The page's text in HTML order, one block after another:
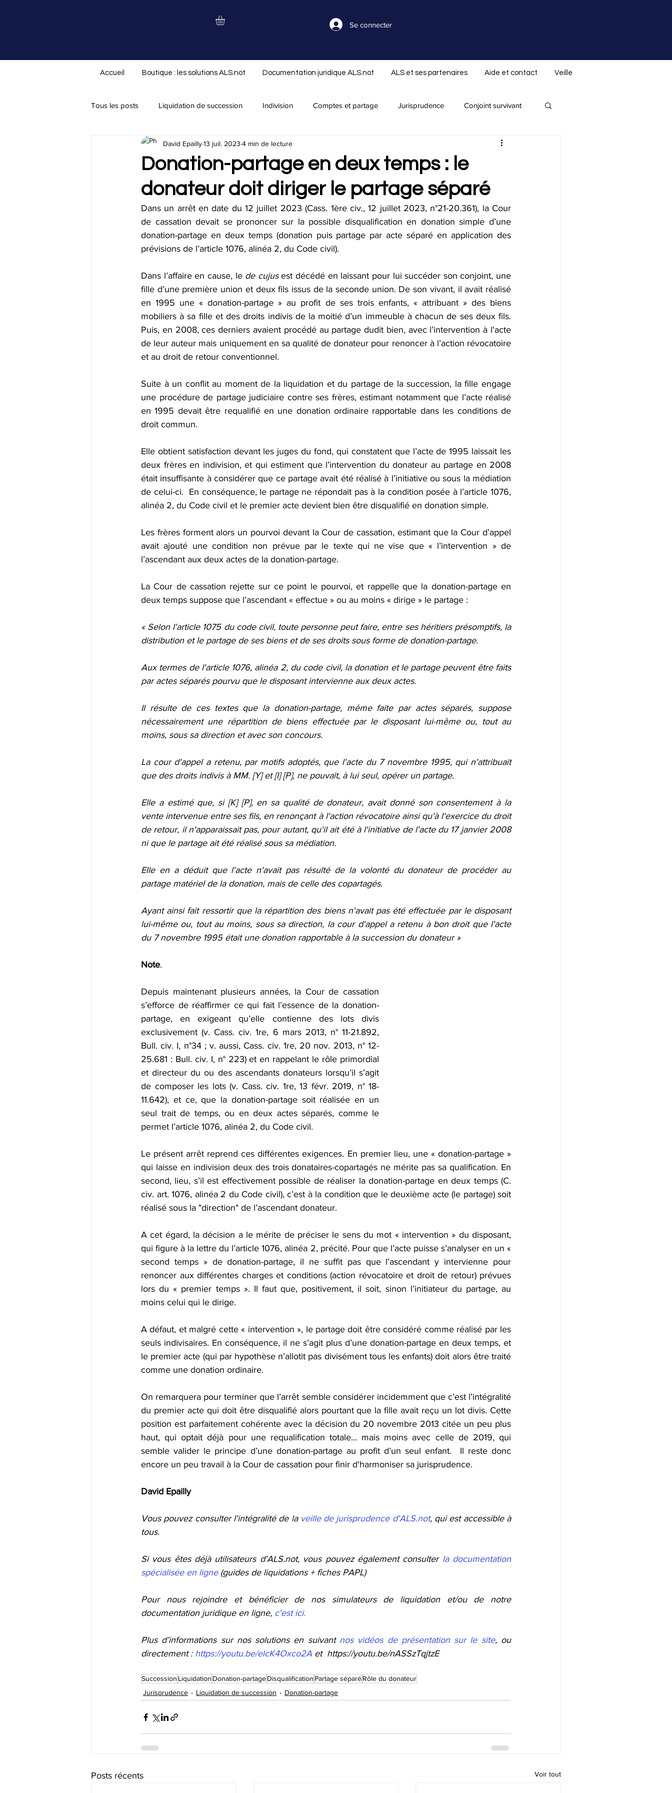
Se connecter
Accueil Boutique : les solutions ALS.not Documentation juridique ALS.not ALS et ses partenaires Aide et contact Veille
Tous les posts Liquidation de succession Indivision Comptes et partage Jurisprudence Conjoint survivant
Nouveauté ALS.not Divorce/séparation Nouveautés ALS.not Donation indirecte
Assurance-vie Testament Réserve et réduction Libéralité Infos ALS.not Offre spéciale ALS.not
Offre spéciale -20% Liquidation de communauté Récompenses Démembrement de propriété
Donation-partage en deux temps : le
donateur doit diriger le partage séparé
David Epailly13 juil. 2023 4 min de lecture
Dans un arrêt en date du 12 juillet 2023 (Cass. 1ère civ., 12 juillet 2023, n°21-20.361), la Cour
de cassation devait se prononcer sur la possible disqualification en donation simple d’une
donation-partage en deux temps (donation puis partage par acte séparé en application des
prévisions de l’article 1076, alinéa 2, du Code civil).
Dans l’affaire en cause, le de cujus est décédé en laissant pour lui succéder son conjoint, une
fille d’une première union et deux fils issus de la seconde union. De son vivant, il avait réalisé
en 1995 une « donation-partage » au profit de ses trois enfants, « attribuant » des biens
mobiliers à sa fille et des droits indivis de la moitié d’un immeuble à chacun de ses deux fils.
Puis, en 2008, ces derniers avaient procédé au partage dudit bien, avec l’intervention à l'acte
de leur auteur mais uniquement en sa qualité de donateur pour renoncer à l’action révocatoire
et au droit de retour conventionnel.
Suite à un conflit au moment de la liquidation et du partage de la succession, la fille engage
une procédure de partage judiciaire contre ses frères, estimant notamment que l’acte réalisé
en 1995 devait être requalifié en une donation ordinaire rapportable dans les conditions de
droit commun.
Elle obtient satisfaction devant les juges du fond, qui constatent que l’acte de 1995 laissait les
deux frères en indivision, et qui estiment que l’intervention du donateur au partage en 2008
était insuffisante à considérer que ce partage avait été réalisé à l’initiative ou sous la médiation
de celui-ci.  En conséquence, le partage ne répondait pas à la condition posée à l’article 1076,
alinéa 2, du Code civil et le premier acte devient bien être disqualifié en donation simple.
Les frères forment alors un pourvoi devant la Cour de cassation, estimant que la Cour d’appel
avait ajouté une condition non prévue par le texte qui ne vise que « l’intervention » de
l’ascendant aux deux actes de la donation-partage.
La Cour de cassation rejette sur ce point le pourvoi, et rappelle que la donation-partage en
deux temps suppose que l’ascendant « effectue » ou au moins « dirige » le partage :
« Selon l'article 1075 du code civil, toute personne peut faire, entre ses héritiers présomptifs, la
distribution et le partage de ses biens et de ses droits sous forme de donation-partage.
Aux termes de l'article 1076, alinéa 2, du code civil, la donation et le partage peuvent être faits
par actes séparés pourvu que le disposant intervienne aux deux actes.
Il résulte de ces textes que la donation-partage, même faite par actes séparés, suppose
nécessairement une répartition de biens effectuée par le disposant lui-même ou, tout au
moins, sous sa direction et avec son concours.
La cour d'appel a retenu, par motifs adoptés, que l'acte du 7 novembre 1995, qui n'attribuait
que des droits indivis à MM. [Y] et [I] [P], ne pouvait, à lui seul, opérer un partage.
Elle a estimé que, si [K] [P], en sa qualité de donateur, avait donné son consentement à la
vente intervenue entre ses fils, en renonçant à l'action révocatoire ainsi qu'à l'exercice du droit
de retour, il n'apparaissait pas, pour autant, qu'il ait été à l'initiative de l'acte du 17 janvier 2008
ni que le partage ait été réalisé sous sa médiation.
Elle en a déduit que l'acte n'avait pas résulté de la volonté du donateur de procéder au
partage matériel de la donation, mais de celle des copartagés.
Ayant ainsi fait ressortir que la répartition des biens n'avait pas été effectuée par le disposant
lui-même ou, tout au moins, sous sa direction, la cour d'appel a retenu à bon droit que l'acte
du 7 novembre 1995 était une donation rapportable à la succession du donateur »
Note.
Depuis maintenant plusieurs années, la Cour de cassation
s’efforce de réaffirmer ce qui fait l’essence de la donation-
partage, en exigeant qu’elle contienne des lots divis
exclusivement (v. Cass. civ. 1re, 6 mars 2013, n° 11-21.892,
Bull. civ. I, n°34 ; v. aussi, Cass. civ. 1re, 20 nov. 2013, n° 12-
25.681 : Bull. civ. I, n° 223) et en rappelant le rôle primordial
et directeur du ou des ascendants donateurs lorsqu’il s’agit
de composer les lots (v. Cass. civ. 1re, 13 févr. 2019, n° 18-
11.642), et ce, que la donation-partage soit réalisée en un
seul trait de temps, ou en deux actes séparés, comme le
permet l’article 1076, alinéa 2, du Code civil.
Le présent arrêt reprend ces différentes exigences. En premier lieu, une « donation-partage »
qui laisse en indivision deux des trois donataires-copartagés ne mérite pas sa qualification. En
second, lieu, s’il est effectivement possible de réaliser la donation-partage en deux temps (C.
civ. art. 1076, alinéa 2 du Code civil), c’est à la condition que le deuxième acte (le partage) soit
réalisé sous la "direction" de l’ascendant donateur.
A cet égard, la décision a le mérite de préciser le sens du mot « intervention » du disposant,
qui figure à la lettre du l’article 1076, alinéa 2, précité. Pour que l’acte puisse s’analyser en un «
second temps » de donation-partage, il ne suffit pas que l’ascendant y intervienne pour
renoncer aux différentes charges et conditions (action révocatoire et droit de retour) prévues
lors du « premier temps ». Il faut que, positivement, il soit, sinon l’initiateur du partage, au
moins celui qui le dirige.
A défaut, et malgré cette « intervention », le partage doit être considéré comme réalisé par les
seuls indivisaires. En conséquence, il ne s’agit plus d’une donation-partage en deux temps, et
le premier acte (qui par hypothèse n’allotit pas divisément tous les enfants) doit alors être traité
comme une donation ordinaire.
On remarquera pour terminer que l’arrêt semble considérer incidemment que c’est l’intégralité
du premier acte qui doit être disqualifié alors pourtant que la fille avait reçu un lot divis. Cette
position est parfaitement cohérente avec la décision du 20 novembre 2013 citée un peu plus
haut, qui optait déjà pour une requalification totale... mais moins avec celle de 2019, qui
semble valider le principe d’une donation-partage au profit d’un seul enfant.  Il reste donc
encore un peu travail à la Cour de cassation pour finir d'harmoniser sa jurisprudence.
David Epailly
Vous pouvez consulter l'intégralité de la veille de jurisprudence d'ALS.not, qui est accessible à
tous.
Si vous êtes déjà utilisateurs d'ALS.not, vous pouvez également consulter la documentation
spécialisée en ligne (guides de liquidations + fiches PAPL)
Pour nous rejoindre et bénéficier de nos simulateurs de liquidation et/ou de notre
documentation juridique en ligne, c'est ici.
Plus d’informations sur nos solutions en suivant nos vidéos de présentation sur le site, ou
directement : https://youtu.be/elcK4Oxco2A et  https://youtu.be/nASSzTqjtzE
Succession Liquidation Donation-partageDisqualification Partage séparéRôle du donateur
Jurisprudence
Liquidation de succession Donation-partage
Posts récents Voir tout